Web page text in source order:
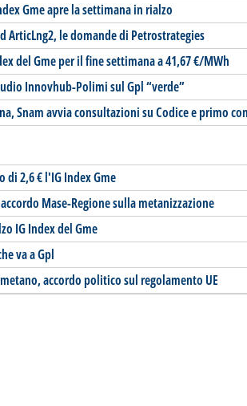
Gme apre la settimana in rialzo
ArticLng2, le domande di Petrostrategies
del Gme per il fine settimana a 41,67 €/MWh
Innovhub-Polimi sul Gpl “verde”
Snam avvia consultazioni su Codice e primo
di 2,6 € l'IG Index Gme
Mase-Regione sulla metanizzazione
IG Index del Gme
va a Gpl
accordo politico sul regolamento UE